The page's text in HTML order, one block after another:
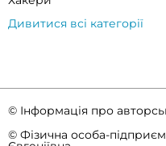
Дивитися всі категорії
© Інформація про
© Фізична особа-